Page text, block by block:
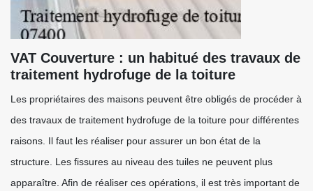
VAT Couverture : un habitué des travaux de
traitement hydrofuge de la toiture
Les propriétaires des maisons peuvent être obligés de procéder à
des travaux de traitement hydrofuge de la toiture pour différentes
raisons. Il faut les réaliser pour assurer un bon état de la
structure. Les fissures au niveau des tuiles ne peuvent plus
apparaître. Afin de réaliser ces opérations, il est très important de